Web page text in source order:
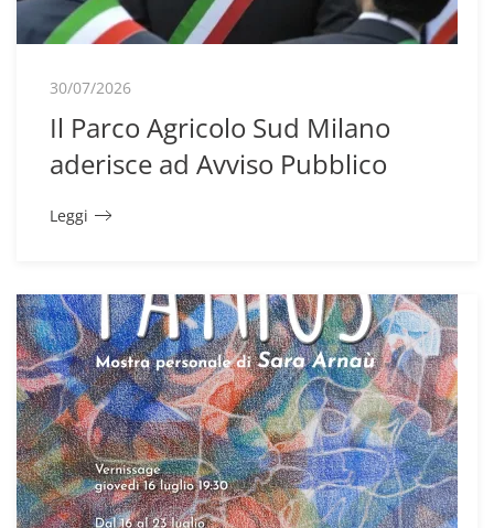
30/07/2026
Il Parco Agricolo Sud Milano
aderisce ad Avviso Pubblico
Leggi